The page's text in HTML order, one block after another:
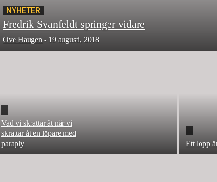
NYHETER
Fredrik Svanfeldt springer vidare
Ove Haugen - 19 augusti, 2018
Vad vi skrattar åt när vi
skrattar åt en löpare med
paraply
Ett lopp